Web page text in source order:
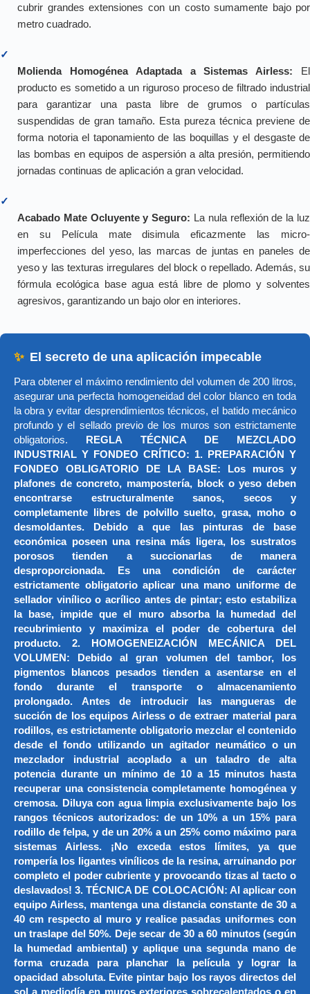
cubrir grandes extensiones con un costo sumamente bajo por
metro cuadrado.
✓
Molienda Homogénea Adaptada a Sistemas Airless: El
producto es sometido a un riguroso proceso de filtrado industrial
para garantizar una pasta libre de grumos o partículas
suspendidas de gran tamaño. Esta pureza técnica previene de
forma notoria el taponamiento de las boquillas y el desgaste de
las bombas en equipos de aspersión a alta presión, permitiendo
jornadas continuas de aplicación a gran velocidad.
✓
Acabado Mate Ocluyente y Seguro: La nula reflexión de la luz
en su Película mate disimula eficazmente las micro-
imperfecciones del yeso, las marcas de juntas en paneles de
yeso y las texturas irregulares del block o repellado. Además, su
fórmula ecológica base agua está libre de plomo y solventes
agresivos, garantizando un bajo olor en interiores.
✨ El secreto de una aplicación impecable
Para obtener el máximo rendimiento del volumen de 200 litros,
asegurar una perfecta homogeneidad del color blanco en toda
la obra y evitar desprendimientos técnicos, el batido mecánico
profundo y el sellado previo de los muros son estrictamente
obligatorios.
REGLA TÉCNICA DE MEZCLADO
INDUSTRIAL Y FONDEO CRÍTICO: 1. PREPARACIÓN Y
FONDEO OBLIGATORIO DE LA BASE: Los muros y
plafones de concreto, mampostería, block o yeso deben
encontrarse estructuralmente sanos, secos y
completamente libres de polvillo suelto, grasa, moho o
desmoldantes. Debido a que las pinturas de base
económica poseen una resina más ligera, los sustratos
porosos tienden a succionarlas de manera
desproporcionada. Es una condición de carácter
estrictamente obligatorio aplicar una mano uniforme de
sellador vinílico o acrílico antes de pintar; esto estabiliza
la base, impide que el muro absorba la humedad del
recubrimiento y maximiza el poder de cobertura del
producto. 2. HOMOGENEIZACIÓN MECÁNICA DEL
VOLUMEN: Debido al gran volumen del tambor, los
pigmentos blancos pesados tienden a asentarse en el
fondo durante el transporte o almacenamiento
prolongado. Antes de introducir las mangueras de
succión de los equipos Airless o de extraer material para
rodillos, es estrictamente obligatorio mezclar el contenido
desde el fondo utilizando un agitador neumático o un
mezclador industrial acoplado a un taladro de alta
potencia durante un mínimo de 10 a 15 minutos hasta
recuperar una consistencia completamente homogénea y
cremosa. Diluya con agua limpia exclusivamente bajo los
rangos técnicos autorizados: de un 10% a un 15% para
rodillo de felpa, y de un 20% a un 25% como máximo para
sistemas Airless. ¡No exceda estos límites, ya que
rompería los ligantes vinílicos de la resina, arruinando por
completo el poder cubriente y provocando tizas al tacto o
deslavados! 3. TÉCNICA DE COLOCACIÓN: Al aplicar con
equipo Airless, mantenga una distancia constante de 30 a
40 cm respecto al muro y realice pasadas uniformes con
un traslape del 50%. Deje secar de 30 a 60 minutos (según
la humedad ambiental) y aplique una segunda mano de
forma cruzada para planchar la película y lograr la
opacidad absoluta. Evite pintar bajo los rayos directos del
sol a mediodía en muros exteriores sobrecalentados o en